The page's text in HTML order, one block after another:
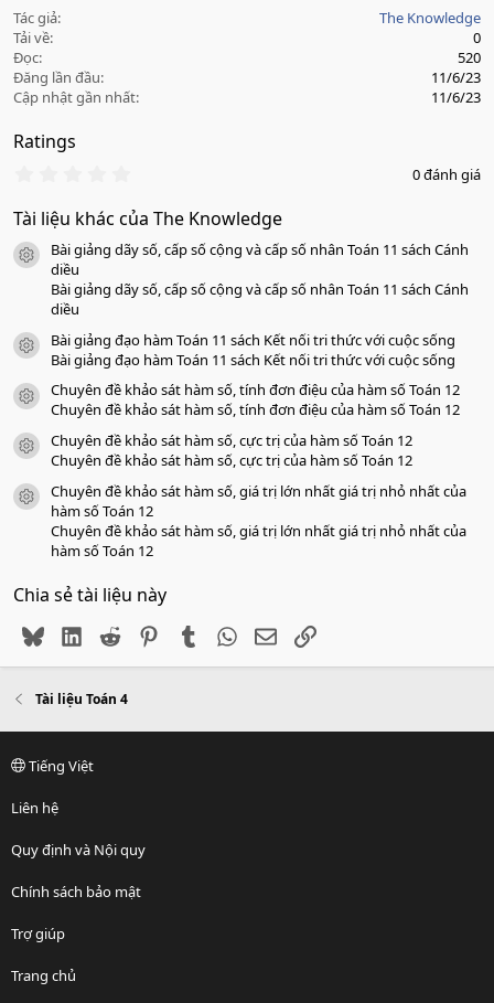
Tác giả
The Knowledge
Tải về
0
Đọc
520
Đăng lần đầu
11/6/23
Cập nhật gần nhất
11/6/23
Ratings
0
0
a
0 đánh giá
Tài liệu khác của The Knowledge
icon tài liệu
Bài giảng dãy số, cấp số cộng và cấp số nhân Toán 11 sách Cánh
diều
Bài giảng dãy số, cấp số cộng và cấp số nhân Toán 11 sách Cánh
diều
icon tài liệu
Bài giảng đạo hàm Toán 11 sách Kết nối tri thức với cuộc sống
Bài giảng đạo hàm Toán 11 sách Kết nối tri thức với cuộc sống
icon tài liệu
Chuyên đề khảo sát hàm số, tính đơn điệu của hàm số Toán 12
Chuyên đề khảo sát hàm số, tính đơn điệu của hàm số Toán 12
icon tài liệu
Chuyên đề khảo sát hàm số, cực trị của hàm số Toán 12
Chuyên đề khảo sát hàm số, cực trị của hàm số Toán 12
icon tài liệu
Chuyên đề khảo sát hàm số, giá trị lớn nhất giá trị nhỏ nhất của
hàm số Toán 12
Chuyên đề khảo sát hàm số, giá trị lớn nhất giá trị nhỏ nhất của
hàm số Toán 12
Chia sẻ tài liệu này
BlueskyLinkedIn
Reddit PinterestTumblr WhatsApp
EmailLink
Tài liệu Toán 4
Tiếng Việt
Liên hệ
Quy định và Nội quy
Chính sách bảo mật
Trợ giúp
Trang chủ